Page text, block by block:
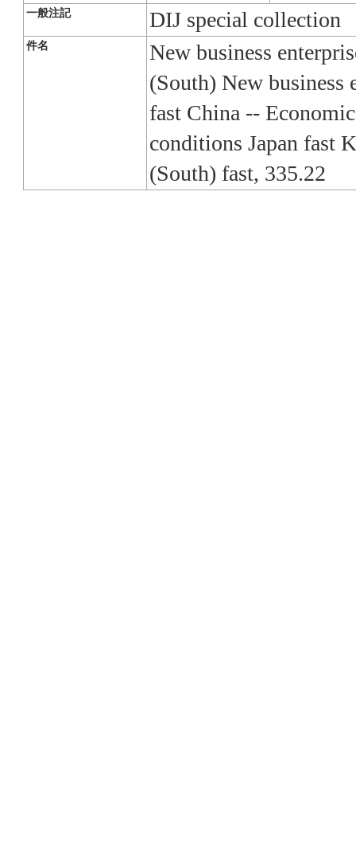
一般注記 DIJ special collection
件名
New business
(South) New business
fast China --
conditions Japan fast
(South) fast, 335.22